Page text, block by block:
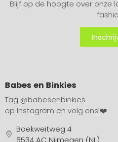
Blijf op de hoogte over onze
Babes en Binkies
Tag @babesenbinkies
op Instagram en volg ons!❤️
Boekweitweg 4
6534 AC Nijmegen (NL)